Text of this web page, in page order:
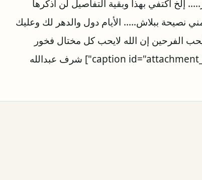
أكتفي بهذا وبقية التفاصيل لن أذكرها
نصيحة ببلاش..... الأيام دول والدهر لك وعليك
الفرحين إن الله لايحب كل مختال فخور
شرف عبدالله